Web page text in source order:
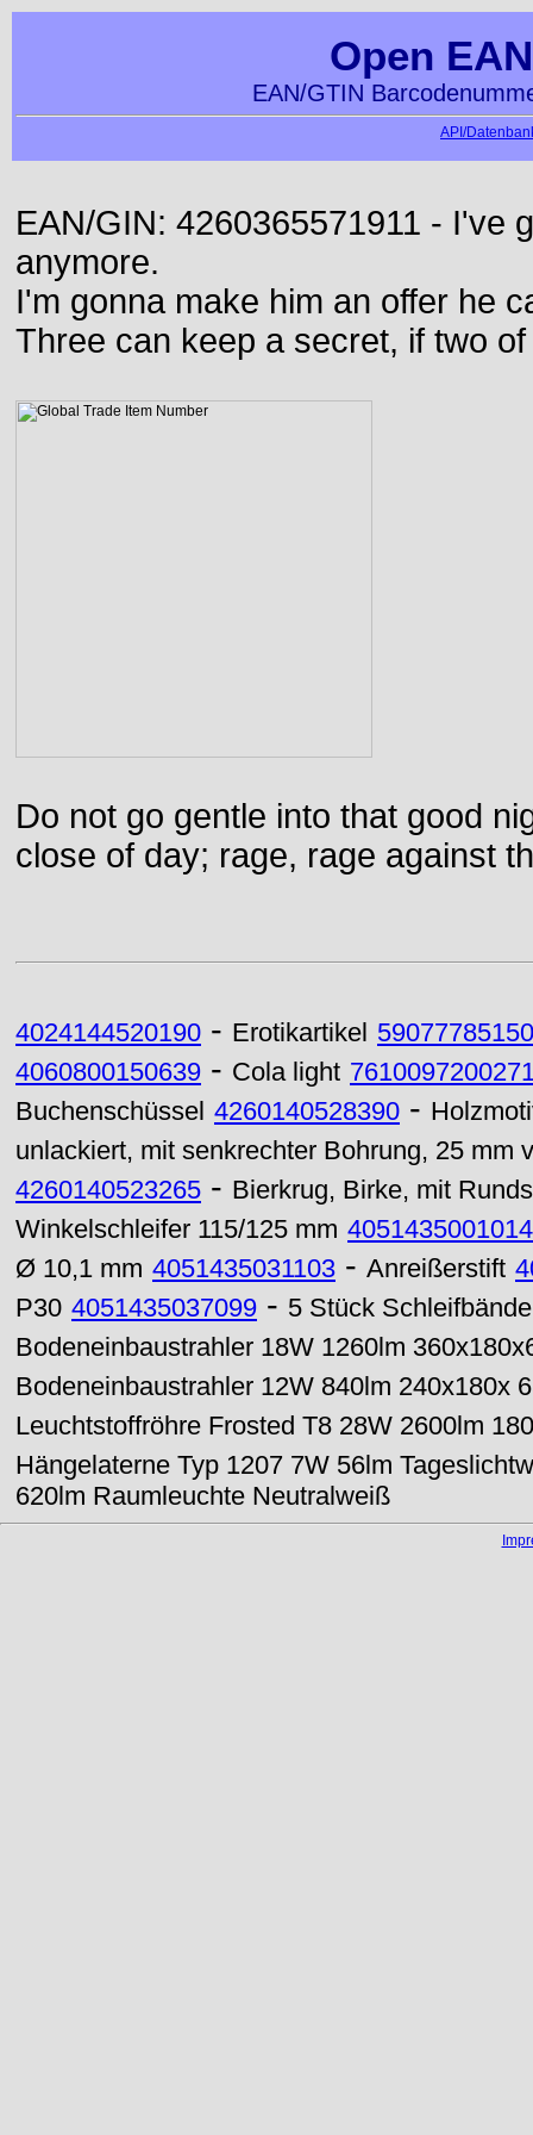
Open
EAN/GTIN
API/
EAN/GIN: 4260365571911 - I've
anymore.
I'm gonna make him an offer he
Three can keep a secret, if two
Do not go gentle into that good
close of day; rage, rage against
4024144520190 - Erotikartikel
4060800150639 - Cola light
Buchenschüssel 4260140528390 -
unlackiert, mit senkrechter Bohrung, 25 mm
4260140523265 - Bierkrug, Birke, mit
Winkelschleifer 115/125 mm 4051435001014
Ø 10,1 mm 4051435031103 - Anreißerstift
P30 4051435037099 - 5 Stück
Bodeneinbaustrahler 18W 1260lm
Bodeneinbaustrahler 12W 840lm 240x180x
Leuchtstoffröhre Frosted T8 28W 2600lm
Hängelaterne Typ 1207 7W 56lm
620lm Raumleuchte Neutralweiß